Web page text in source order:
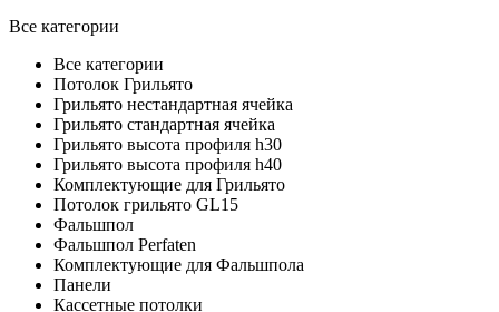
Все категории
Все категории
Потолок Грильято
Грильято нестандартная ячейка
Грильято стандартная ячейка
Грильято высота профиля h30
Грильято высота профиля h40
Комплектующие для Грильято
Потолок грильято GL15
Фальшпол
Фальшпол Perfaten
Комплектующие для Фальшпола
Панели
Кассетные потолки